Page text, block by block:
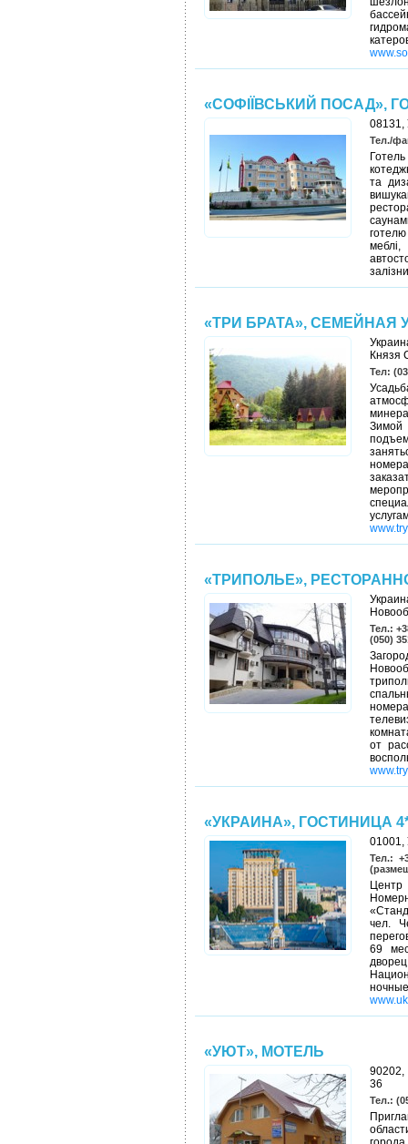
«СОФІЇВСЬКИЙ ПОСАД»,
08131,
Тел./
та
«ТРИ БРАТА», СЕМЕЙНАЯ
Князя
Тел:
«ТРИПОЛЬЕ»,
Тел.:
(050)
от
«УКРАИНА», ГОСТИНИЦА
01001,
Тел.:
Центр
чел.
69
«УЮТ», МОТЕЛЬ
90202,
36
Teл.: